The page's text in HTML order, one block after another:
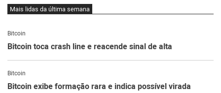
Mais lidas da última semana
Bitcoin
Bitcoin toca crash line e reacende sinal de alta
Bitcoin
Bitcoin exibe formação rara e indica possível virada